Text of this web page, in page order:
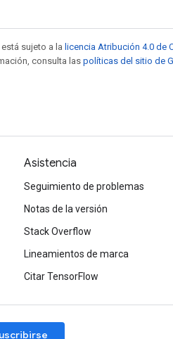
sujeto a la licencia Atribución 4.0 de
consulta las políticas del sitio de
Asistencia
Seguimiento de problemas
Notas de la versión
Stack Overflow
Lineamientos de marca
Citar TensorFlow